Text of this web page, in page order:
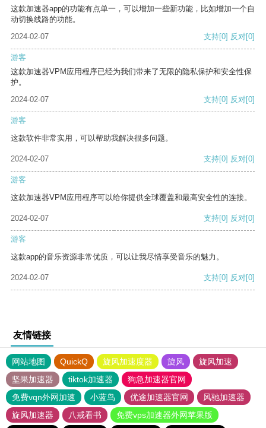
这款加速器app的功能有点单一，可以增加一些新功能，比如增加一个自
动切换线路的功能。
2024-02-07
支持[0] 反对[0]
游客
这款加速器VPM应用程序已经为我们带来了无限的隐私保护和安全性保
护。
2024-02-07
支持[0] 反对[0]
游客
这款软件非常实用，可以帮助我解决很多问题。
2024-02-07 支持[0] 反对[0]
游客
这款加速器VPM应用程序可以给你提供全球覆盖和最高安全性的连接。
2024-02-07 支持[0] 反对[0]
游客
这款app的音乐资源非常优质，可以让我尽情享受音乐的魅力。
2024-02-07 支持[0] 反对[0]
友情链接
网站地图 QuickQ 旋风加速度器 旋风
旋风加速
坚果加速器
tiktok加速器
狗急加速器官网
免费vqn外网加速
小蓝鸟 优途加速器官网
风驰加速器
旋风加速器
八戒看书 免费vps加速器外网苹果版